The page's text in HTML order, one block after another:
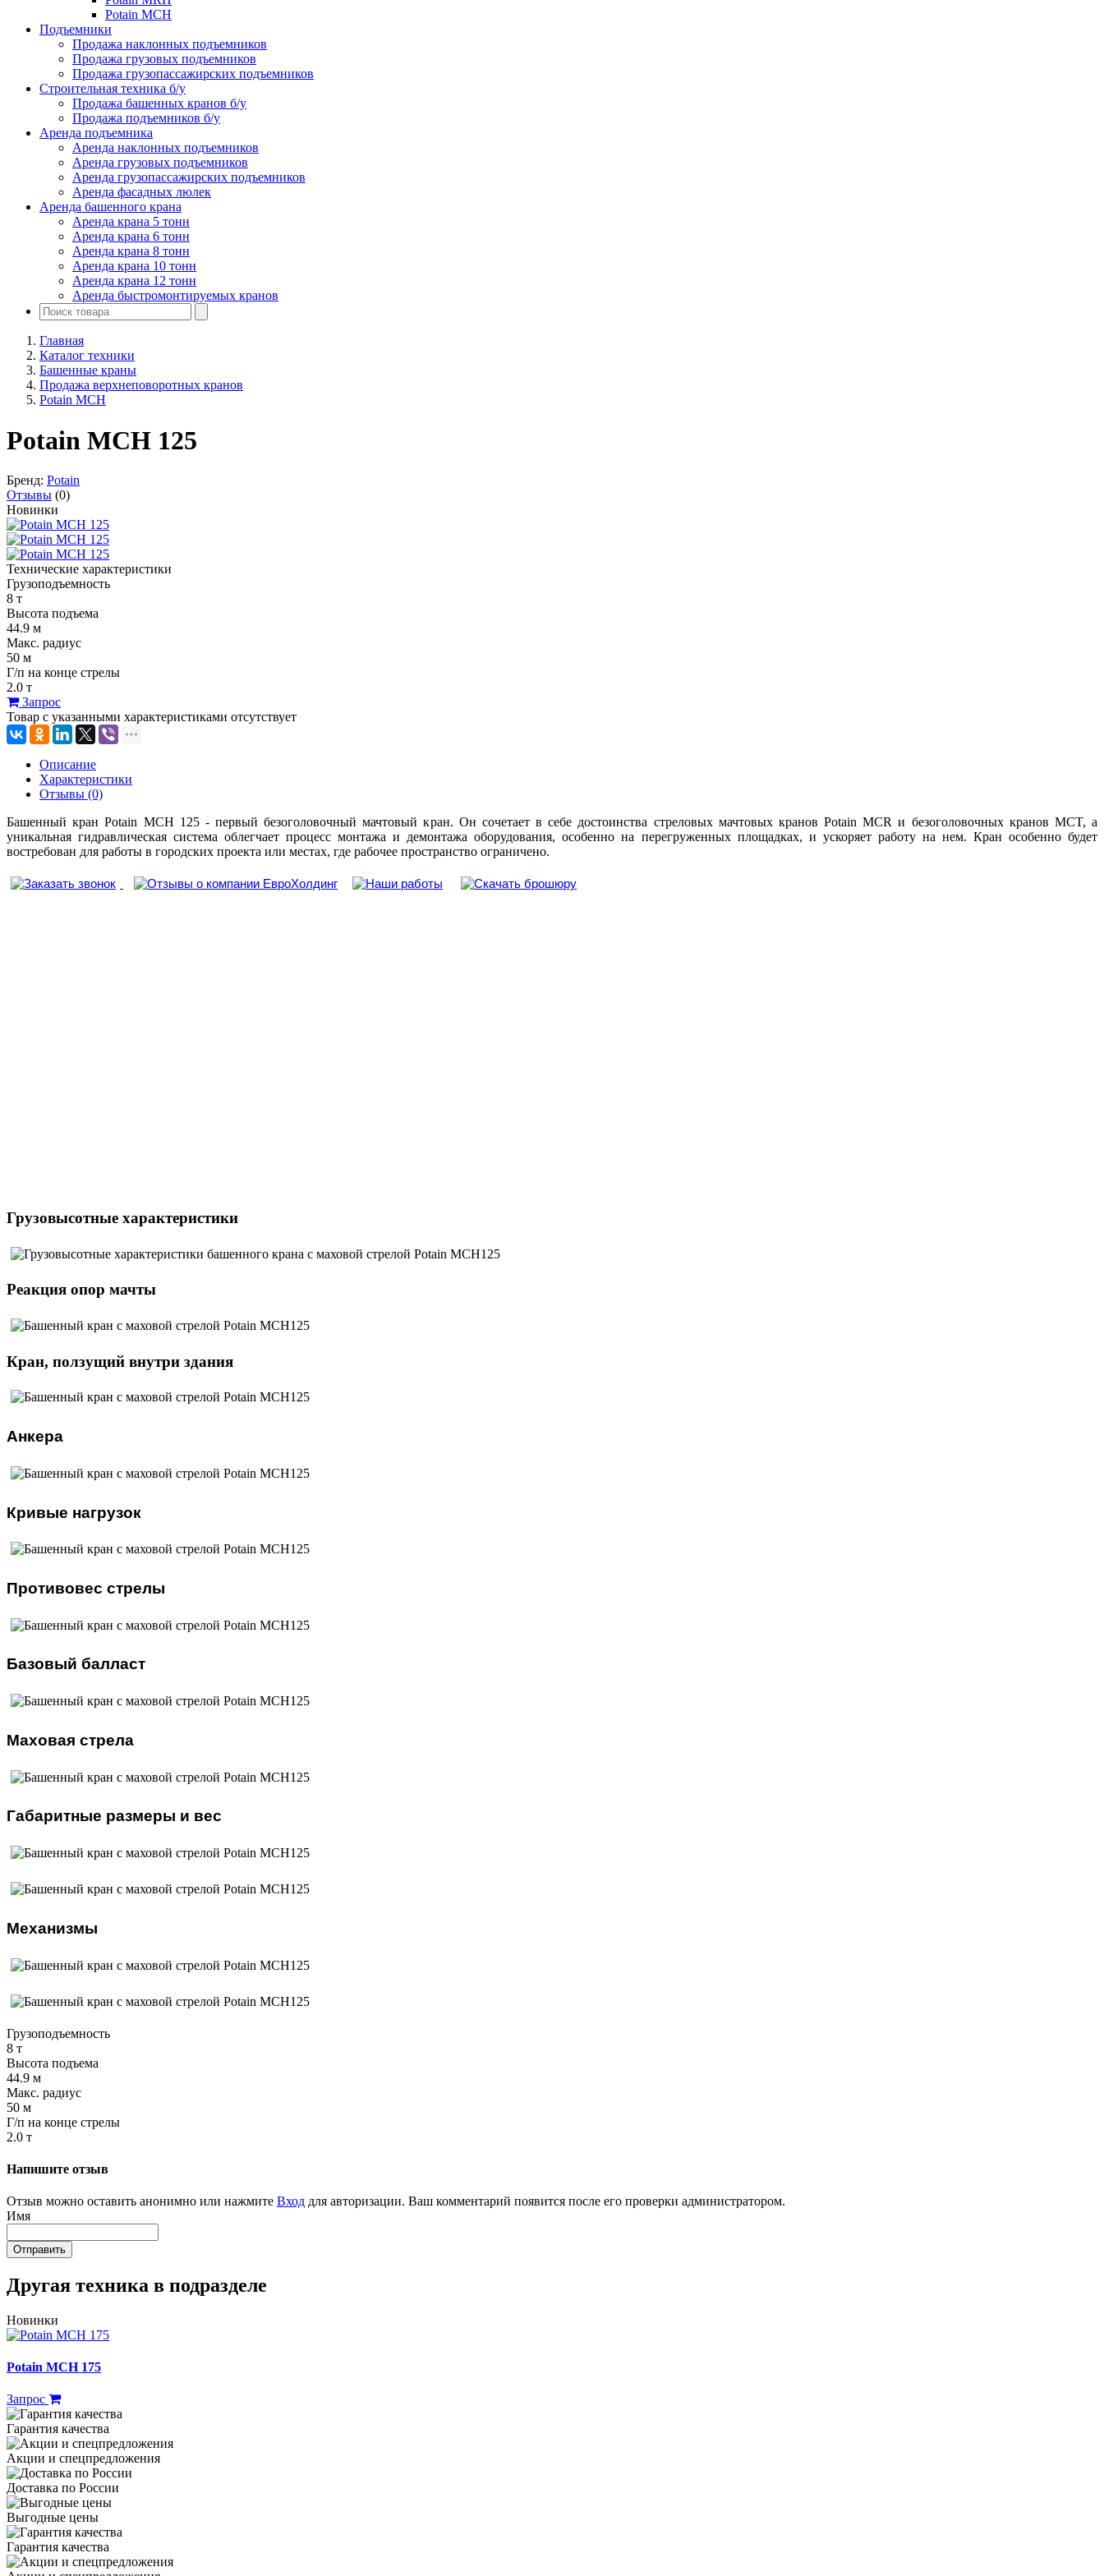
Potain MCH
Подъемники
Продажа наклонных подъемников
Продажа грузовых подъемников
Продажа грузопассажирских подъемников
Строительная техника б/у
Продажа башенных кранов б/у
Продажа подъемников б/у
Аренда подъемника
Аренда наклонных подъемников
Аренда грузовых подъемников
Аренда грузопассажирских подъемников
Аренда фасадных люлек
Аренда башенного крана
Аренда крана 5 тонн
Аренда крана 6 тонн
Аренда крана 8 тонн
Аренда крана 10 тонн
Аренда крана 12 тонн
Аренда быстромонтируемых кранов
Главная
Каталог техники
Башенные краны
Продажа верхнеповоротных кранов
Potain MCH
Potain MCH 125
Бренд: Potain
Отзывы (0)
Новинки
Технические характеристики
Грузоподъемность
8 т
Высота подъема
44.9 м
Макс. радиус
50 м
Г/п на конце стрелы
2.0 т
Запрос
Товар с указанными характеристиками отсутствует
Описание
Характеристики
Отзывы (0)
Башенный кран Potain MCH 125 - первый безоголовочный мачтовый кран. Он сочетает в себе достоинства стреловых мачтовых кранов Potain MCR и безоголовочных кранов MCT, а
уникальная гидравлическая система облегчает процесс монтажа и демонтажа оборудования, особенно на перегруженных площадках, и ускоряет работу на нем. Кран особенно будет
востребован для работы в городских проекта или местах, где рабочее пространство ограничено.
Грузовысотные характеристики
Реакция опор мачты
Кран, ползущий внутри здания
Анкера
Кривые нагрузок
Противовес стрелы
Базовый балласт
Маховая стрела
Габаритные размеры и вес
Механизмы
Грузоподъемность
8 т
Высота подъема
44.9 м
Макс. радиус
50 м
Г/п на конце стрелы
2.0 т
Напишите отзыв
Отзыв можно оставить анонимно или нажмите Вход для авторизации. Ваш комментарий появится после его проверки администратором.
Имя
Отправить
Другая техника в подразделе
Новинки
Potain MCH 175
Запрос
Гарантия качества
Акции и спецпредложения
Доставка по России
Выгодные цены
Гарантия качества